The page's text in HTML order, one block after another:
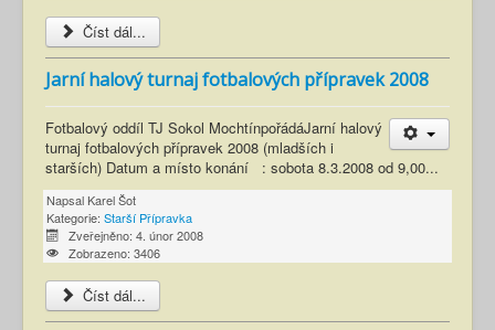
Číst dál...
Jarní halový turnaj fotbalových přípravek 2008
Fotbalový oddíl TJ Sokol MochtínpořádáJarní halový
turnaj fotbalových přípravek 2008 (mladších i
starších) Datum a místo konání : sobota 8.3.2008 od 9,00...
Napsal Karel Šot
Kategorie: Starší Přípravka
Zveřejněno: 4. únor 2008
Zobrazeno: 3406
Číst dál...